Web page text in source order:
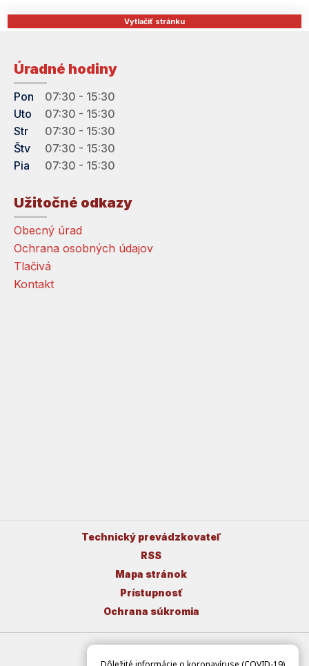
Vytlačiť stránku
Úradné hodiny
Pon
07:30 - 15:30
Uto
07:30 - 15:30
Str
07:30 - 15:30
Štv
07:30 - 15:30
Pia
07:30 - 15:30
Užitočné odkazy
Obecný úrad
Ochrana osobných údajov
Tlačivá
Kontakt
Technický prevádzkovateľ
RSS
Mapa stránok
Prístupnosť
Ochrana súkromia